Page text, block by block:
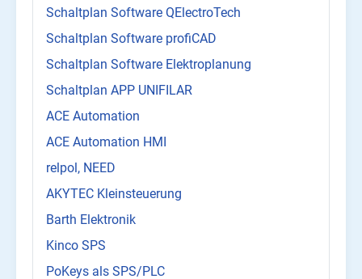
Schaltplan Software QElectroTech
Schaltplan Software profiCAD
Schaltplan Software Elektroplanung
Schaltplan APP UNIFILAR
ACE Automation
ACE Automation HMI
relpol, NEED
AKYTEC Kleinsteuerung
Barth Elektronik
Kinco SPS
PoKeys als SPS/PLC